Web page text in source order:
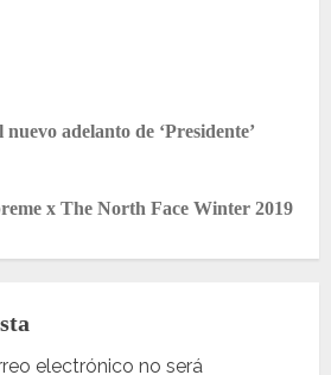
adelanto de ‘Presidente’
x The North Face Winter 2019
electrónico no será